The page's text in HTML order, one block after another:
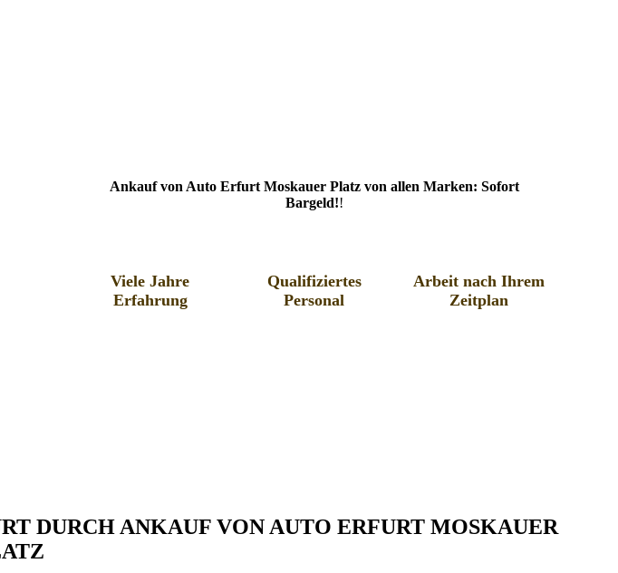
Ankauf von Auto Erfurt Moskauer Platz von allen Marken: Sofort
Bargeld!!
Viele Jahre
Erfahrung
Qualifiziertes
Personal
Arbeit nach Ihrem
Zeitplan
DURCH ANKAUF VON AUTO ERFURT MOSKAUER